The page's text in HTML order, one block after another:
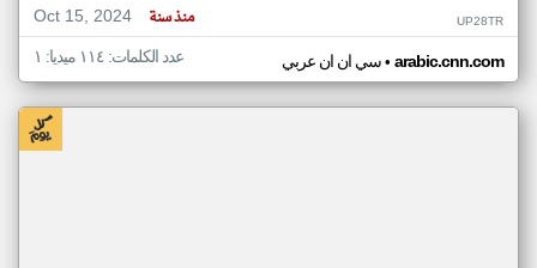
Oct 15, 2024
منذ سنة UP28TR
سي ان ان عربي• arabic.cnn.com عدد الكلمات: ١١٤ ميديا: ١